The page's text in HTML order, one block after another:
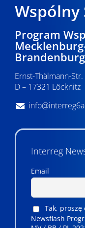
Program
Ernst-Thälmann-Str.
D – 17321 Löcknitz
Interreg
Email
Tak, proszę
Newsflash